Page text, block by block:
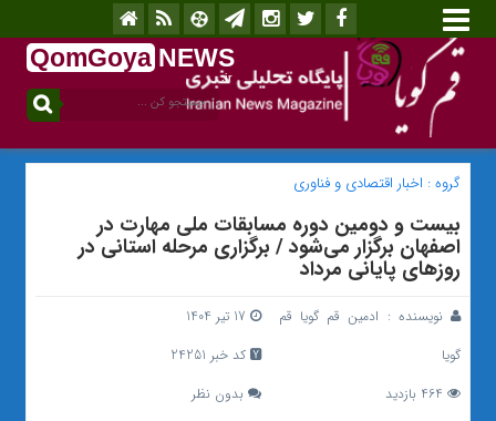
QomGoya NEWS
.ir
گروه : اخبار اقتصادی و فناوری
بیست و دومین دوره مسابقات ملی مهارت در
اصفهان برگزار می‌شود / برگزاری مرحله استانی در
روزهای پایانی مرداد
نویسنده : ادمین قم گویا قم
گویا
کد خبر 24251
464 بازدید
بدون نظر